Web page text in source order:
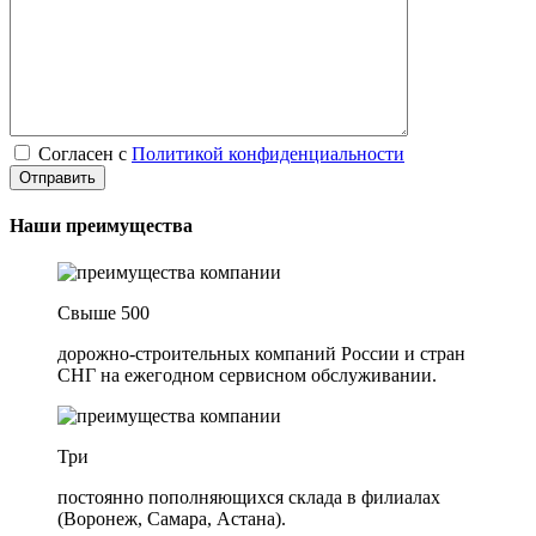
Согласен с Политикой конфиденциальности
Наши преимущества
Свыше 500
дорожно-строительных компаний России и стран
СНГ на ежегодном сервисном обслуживании.
Три
постоянно пополняющихся склада в филиалах
(Воронеж, Самара, Астана).